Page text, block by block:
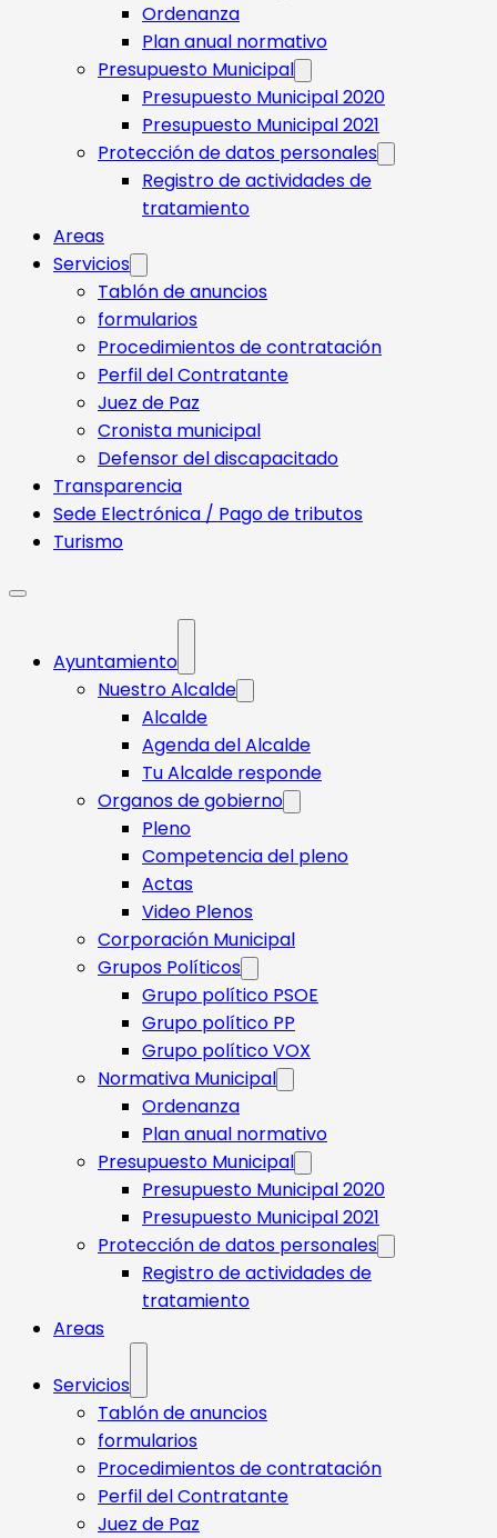
Ordenanza
Plan anual normativo
Presupuesto Municipal
Presupuesto Municipal 2020
Presupuesto Municipal 2021
Protección de datos personales
Registro de actividades de
tratamiento
Areas
Servicios
Tablón de anuncios
formularios
Procedimientos de contratación
Perfil del Contratante
Juez de Paz
Cronista municipal
Defensor del discapacitado
Transparencia
Sede Electrónica / Pago de tributos
Turismo
Ayuntamiento
Nuestro Alcalde
Alcalde
Agenda del Alcalde
Tu Alcalde responde​
Organos de gobierno
Pleno
Competencia del pleno
Actas
Video Plenos
Corporación Municipal
Grupos Políticos
Grupo político PSOE
Grupo político PP
Grupo político VOX
Normativa Municipal
Ordenanza
Plan anual normativo
Presupuesto Municipal
Presupuesto Municipal 2020
Presupuesto Municipal 2021
Protección de datos personales
Registro de actividades de
tratamiento
Areas
Servicios
Tablón de anuncios
formularios
Procedimientos de contratación
Perfil del Contratante
Juez de Paz